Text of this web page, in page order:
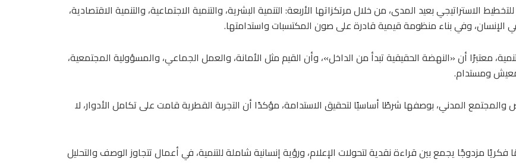
الوطنية 2030، بوصفها نموذجًا للتخطيط الاستراتيجي بعيد المدى، من خلال مرتكزاتها الأربعة: التنمية البشرية، والتنمية الاجتماعية، والتنمية الاقتصادية،
في الإنسان، وفي بناء منظومة قيمية قادرة على صون المكتسبات واستدامتها.
معتبرًا أن «النهضة الحقيقية تبدأ من الداخل»، وأن القيم مثل الأمانة، والعمل الجماعي، والمسؤولية المجتمعية،
ومستدام.
المدني، بوصفها شرطًا أساسيًا لتحقيق الاستدامة، مؤكدًا أن التجربة القطرية قامت على تكامل الأدوار، لا
فكريًا مزدوجًا يجمع بين قراءة نقدية لتحولات الإعلام، ورؤية إنسانية شاملة للتنمية، في أعمال تتجاوز الوصف والتحليل